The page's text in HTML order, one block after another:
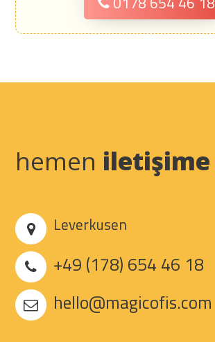
hemen iletişime
Leverkusen
+49 (178) 654 46 18
hello@magicofis.com